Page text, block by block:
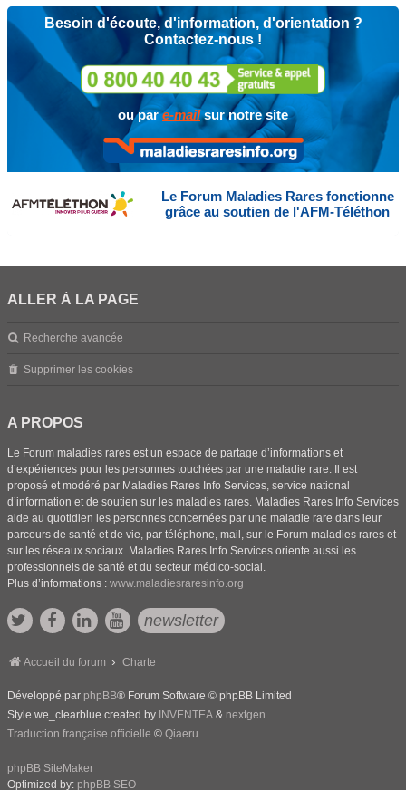
Besoin d'écoute, d'information, d'orientation ?
Contactez-nous !
ou pare-mailsur notre site
Le Forum Maladies Rares fonctionne
grâce au soutien de l'AFM-Téléthon
ALLER À LA PAGE
Recherche avancée
Supprimer les cookies
A PROPOS
Le Forum maladies rares est un espace de partage d’informations et
d’expériences pour les personnes touchées par une maladie rare. Il est
proposé et modéré par Maladies Rares Info Services, service national
d’information et de soutien sur les maladies rares. Maladies Rares Info Services
aide au quotidien les personnes concernées par une maladie rare dans leur
parcours de santé et de vie, par téléphone, mail, sur le Forum maladies rares et
sur les réseaux sociaux. Maladies Rares Info Services oriente aussi les
professionnels de santé et du secteur médico-social.
Plus d’informations : www.maladiesraresinfo.org
newsletter
Accueil du forum Charte
Développé par phpBB® Forum Software © phpBB Limited
Style we_clearblue created by INVENTEA & nextgen
Traduction française officielle © Qiaeru
phpBB SiteMaker
Optimized by: phpBB SEO